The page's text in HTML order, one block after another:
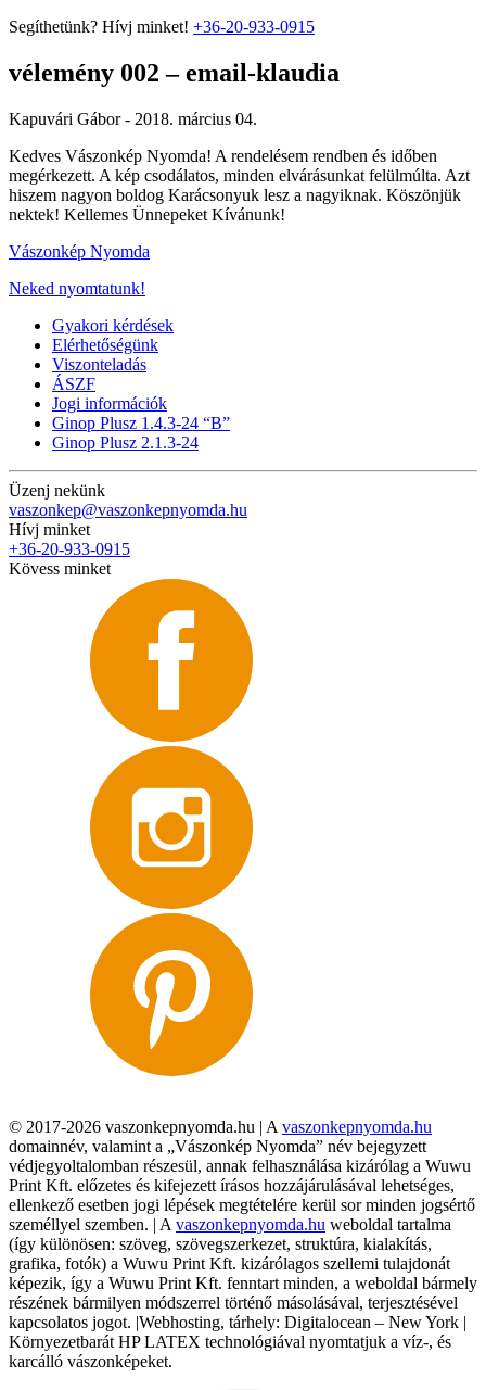
Segíthetünk? Hívj minket! +36-20-933-0915
vélemény 002 – email-klaudia
Kapuvári Gábor - 2018. március 04.
Kedves Vászonkép Nyomda! A rendelésem rendben és időben
megérkezett. A kép csodálatos, minden elvárásunkat felülmúlta. Azt
hiszem nagyon boldog Karácsonyuk lesz a nagyiknak. Köszönjük
nektek! Kellemes Ünnepeket Kívánunk!
Vászonkép Nyomda
Neked nyomtatunk!
Gyakori kérdések
Elérhetőségünk
Viszonteladás
ÁSZF
Jogi információk
Ginop Plusz 1.4.3-24 “B”
Ginop Plusz 2.1.3-24
Üzenj nekünk
vaszonkep@vaszonkepnyomda.hu
Hívj minket
+36-20-933-0915
Kövess minket
© 2017-2026 vaszonkepnyomda.hu | A vaszonkepnyomda.hu
domainnév, valamint a „Vászonkép Nyomda” név bejegyzett
védjegyoltalomban részesül, annak felhasználása kizárólag a Wuwu
Print Kft. előzetes és kifejezett írásos hozzájárulásával lehetséges,
ellenkező esetben jogi lépések megtételére kerül sor minden jogsértő
személlyel szemben. | A vaszonkepnyomda.hu weboldal tartalma
(így különösen: szöveg, szövegszerkezet, struktúra, kialakítás,
grafika, fotók) a Wuwu Print Kft. kizárólagos szellemi tulajdonát
képezik, így a Wuwu Print Kft. fenntart minden, a weboldal bármely
részének bármilyen módszerrel történő másolásával, terjesztésével
kapcsolatos jogot. |Webhosting, tárhely: Digitalocean – New York |
Környezetbarát HP LATEX technológiával nyomtatjuk a víz-, és
karcálló vászonképeket.